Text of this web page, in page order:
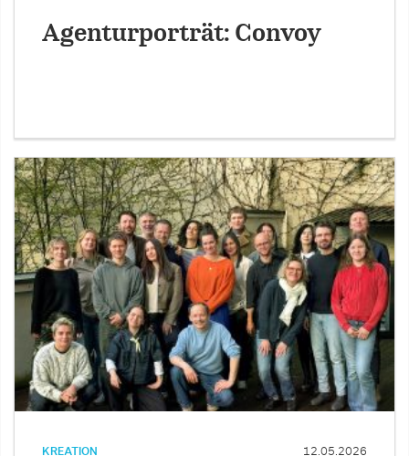
Agenturporträt: Convoy
KREATION 12.05.2026